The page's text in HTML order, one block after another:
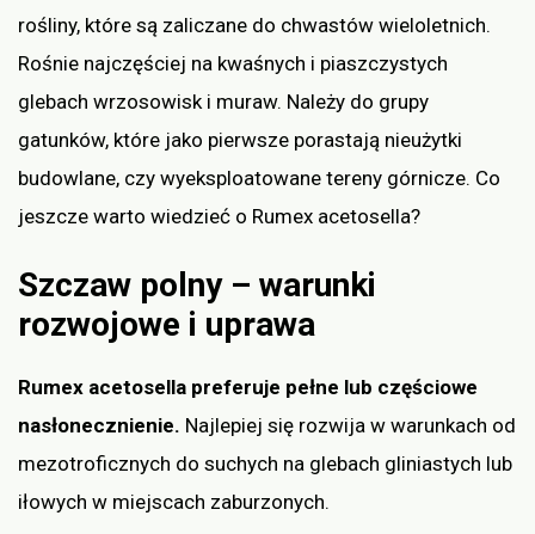
rośliny, które są zaliczane do chwastów wieloletnich.
Rośnie najczęściej na kwaśnych i piaszczystych
glebach wrzosowisk i muraw. Należy do grupy
gatunków, które jako pierwsze porastają nieużytki
budowlane, czy wyeksploatowane tereny górnicze. Co
jeszcze warto wiedzieć o Rumex acetosella?
Szczaw polny – warunki
rozwojowe i uprawa
Rumex acetosella preferuje pełne lub częściowe
nasłonecznienie. Najlepiej się rozwija w warunkach od
mezotroficznych do suchych na glebach gliniastych lub
iłowych w miejscach zaburzonych.